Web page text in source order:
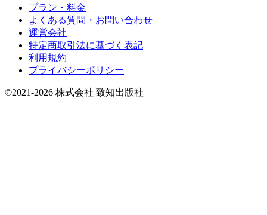
プラン・料金
よくある質問・お問い合わせ
運営会社
特定商取引法に基づく表記
利用規約
プライバシーポリシー
©2021-2026 株式会社 致知出版社